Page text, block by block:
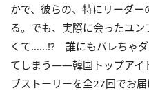
かで、彼らの、特にリーダ
る。でも、実際に会ったユ
くて……!? 誰にもバレちゃダ
てしまう――韓国トップアイ
ブストーリーを全27回でお